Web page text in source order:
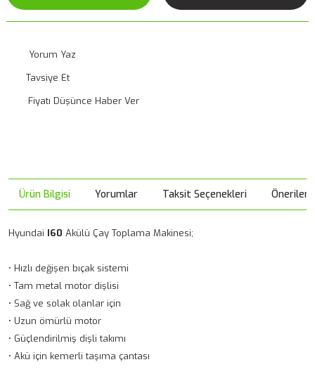
Yorum Yaz
Tavsiye Et
Fiyatı Düşünce Haber Ver
Ürün Bilgisi Yorumlar Taksit Seçenekleri
Hyundai I60 Akülü Çay Toplama Makinesi;
• Hızlı değişen bıçak sistemi
• Tam metal motor dişlisi
• Sağ ve solak olanlar için
• Uzun ömürlü motor
• Güçlendirilmiş dişli takımı
• Akü için kemerli taşıma çantası